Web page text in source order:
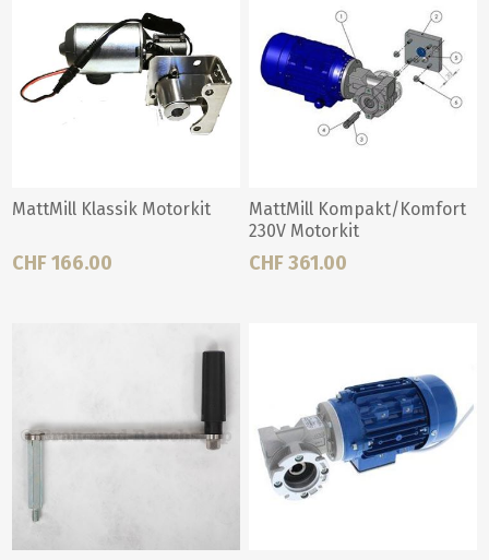
MattMill Klassik Motorkit
CHF 166.00
MattMill Kompakt/Komfort
230V Motorkit
CHF 361.00